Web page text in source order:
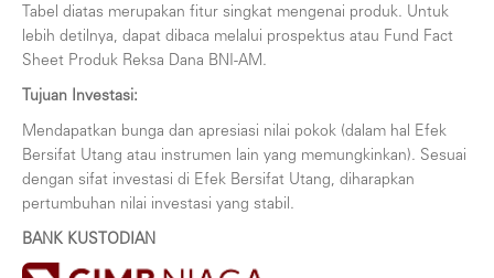
Tabel diatas merupakan fitur singkat mengenai produk. Untuk
lebih detilnya, dapat dibaca melalui prospektus atau Fund Fact
Sheet Produk Reksa Dana BNI-AM.
Tujuan Investasi:
Mendapatkan bunga dan apresiasi nilai pokok (dalam hal Efek
Bersifat Utang atau instrumen lain yang memungkinkan). Sesuai
dengan sifat investasi di Efek Bersifat Utang, diharapkan
pertumbuhan nilai investasi yang stabil.
BANK KUSTODIAN